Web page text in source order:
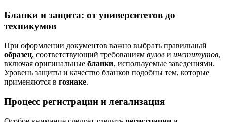
Бланки и защита: от университетов до
техникумов
При оформлении документов важно выбрать правильный
образец, соответствующий требованиям вузов и институтов,
включая оригинальные бланки, используемые заведениями.
Уровень защиты и качество бланков подобны тем, которые
применяются в гознаке.
Процесс регистрации и легализация